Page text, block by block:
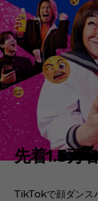
先着1.5万
TikTokで顔ダンス